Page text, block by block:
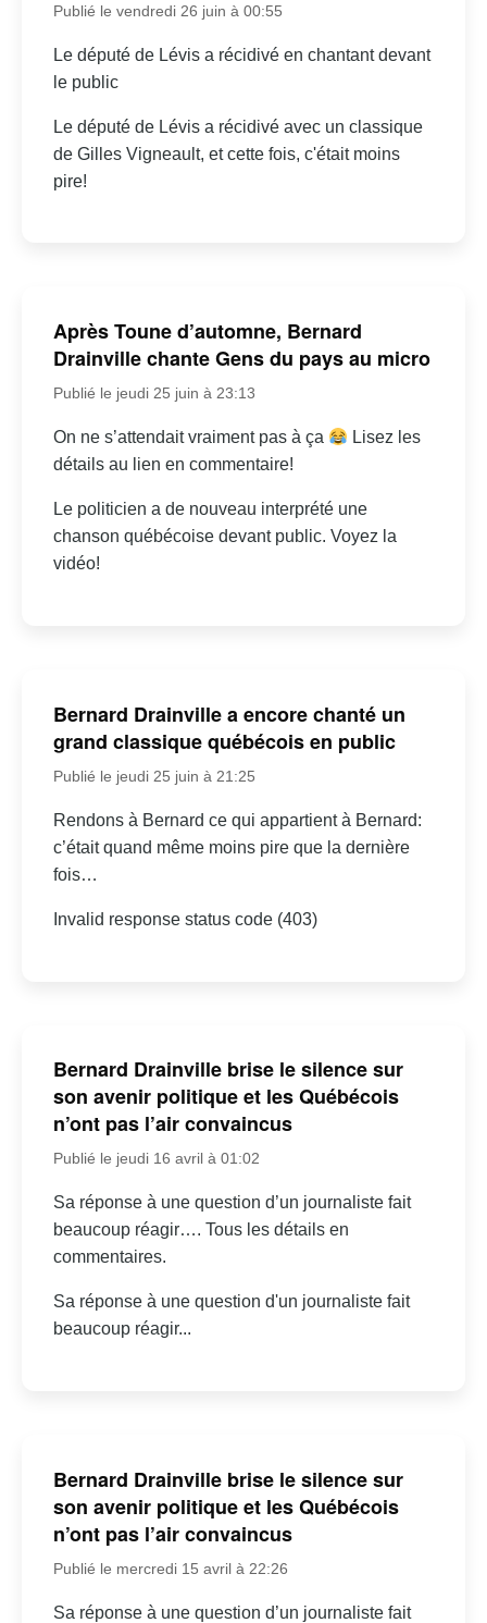
Publié le vendredi 26 juin à 00:55
Le député de Lévis a récidivé en chantant devant
le public
Le député de Lévis a récidivé avec un classique
de Gilles Vigneault, et cette fois, c'était moins
pire!
Après Toune d’automne, Bernard
Drainville chante Gens du pays au micro
Publié le jeudi 25 juin à 23:13
On ne s’attendait vraiment pas à ça
Lisez les
détails au lien en commentaire!
Le politicien a de nouveau interprété une
chanson québécoise devant public. Voyez la
vidéo!
Bernard Drainville a encore chanté un
grand classique québécois en public
Publié le jeudi 25 juin à 21:25
Rendons à Bernard ce qui appartient à Bernard:
c’était quand même moins pire que la dernière
fois…
Invalid response status code (403)
Bernard Drainville brise le silence sur
son avenir politique et les Québécois
n’ont pas l’air convaincus
Publié le jeudi 16 avril à 01:02
Sa réponse à une question d’un journaliste fait
beaucoup réagir…. Tous les détails en
commentaires.
Sa réponse à une question d'un journaliste fait
beaucoup réagir...
Bernard Drainville brise le silence sur
son avenir politique et les Québécois
n’ont pas l’air convaincus
Publié le mercredi 15 avril à 22:26
Sa réponse à une question d’un journaliste fait